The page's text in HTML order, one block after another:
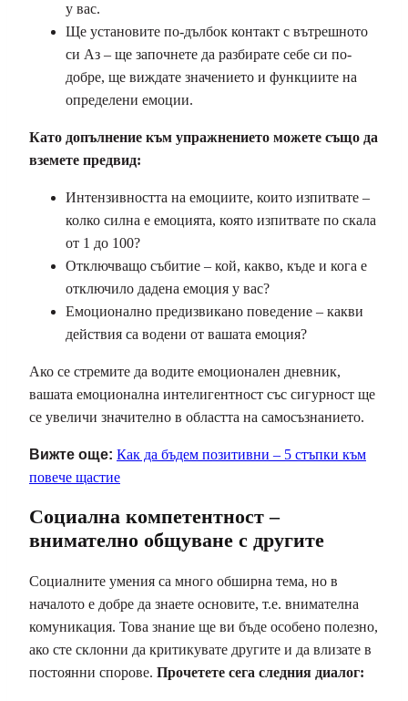
у вас.
Ще установите по-дълбок контакт с вътрешното
си Аз – ще започнете да разбирате себе си по-
добре, ще виждате значението и функциите на
определени емоции.
Като допълнение към упражнението можете също да
вземете предвид:
Интензивността на емоциите, които изпитвате –
колко силна е емоцията, която изпитвате по скала
от 1 до 100?
Отключващо събитие – кой, какво, къде и кога е
отключило дадена емоция у вас?
Емоционално предизвикано поведение – какви
действия са водени от вашата емоция?
Ако се стремите да водите емоционален дневник,
вашата емоционална интелигентност със сигурност ще
се увеличи значително в областта на самосъзнанието.
Вижте още: Как да бъдем позитивни – 5 стъпки към
повече щастие
Социална компетентност –
внимателно общуване с другите
Социалните умения са много обширна тема, но в
началото е добре да знаете основите, т.е. внимателна
комуникация. Това знание ще ви бъде особено полезно,
ако сте склонни да критикувате другите и да влизате в
постоянни спорове. Прочетете сега следния диалог: